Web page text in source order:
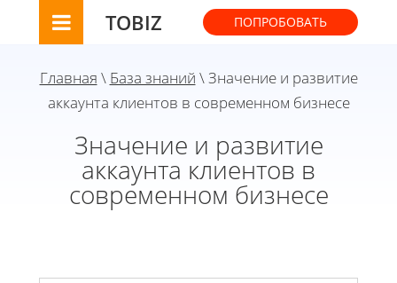
TOBIZ ПОПРОБОВАТЬ
Главная \ База знаний \ Значение и развитие
аккаунта клиентов в современном бизнесе
Значение и развитие
аккаунта клиентов в
современном бизнесе